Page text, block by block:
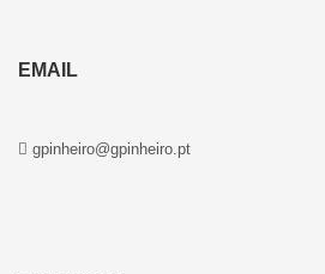
EMAIL
gpinheiro@gpinheiro.pt